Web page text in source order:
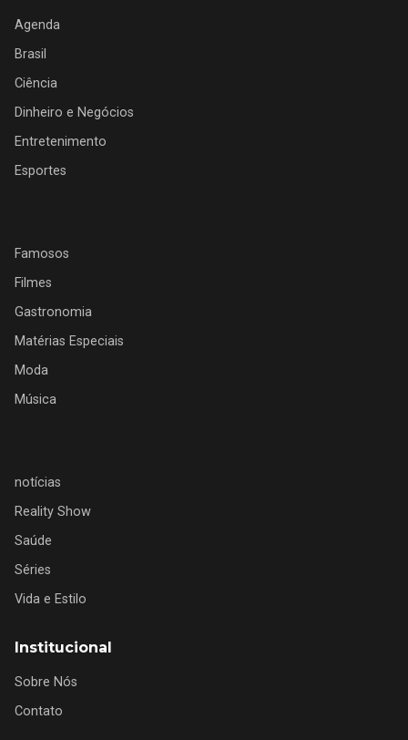
Agenda
Brasil
Ciência
Dinheiro e Negócios
Entretenimento
Esportes
Famosos
Filmes
Gastronomia
Matérias Especiais
Moda
Música
notícias
Reality Show
Saúde
Séries
Vida e Estilo
Institucional
Sobre Nós
Contato